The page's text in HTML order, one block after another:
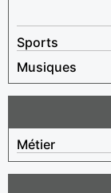
Sports
Musiques
Métier